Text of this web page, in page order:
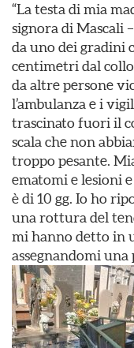
“La testa di mia
signora di Mascali
da uno dei gradini
centimetri dal
da altre persone
l’ambulanza e i
trascinato fuori il
scala che non
troppo pesante.
ematomi e lesioni
è di 10 gg. Io ho
una rottura del
mi hanno detto in
assegnandomi